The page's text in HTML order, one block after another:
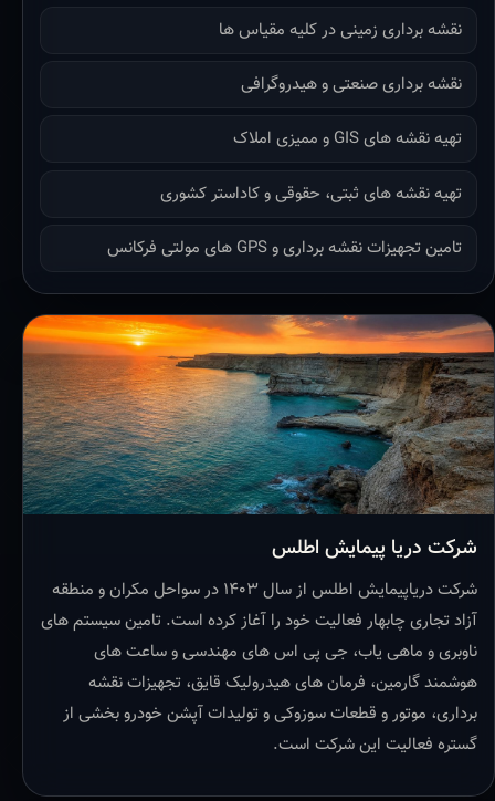
نقشه برداری زمینی در کلیه مقیاس ها
نقشه برداری صنعتی و هیدروگرافی
تهیه نقشه های GIS و ممیزی املاک
تهیه نقشه های ثبتی، حقوقی و کاداستر کشوری
تامین تجهیزات نقشه برداری و GPS های مولتی فرکانس
شرکت دریا پیمایش اطلس
شرکت دریاپیمایش اطلس از سال ۱۴۰۳ در سواحل مکران و منطقه
آزاد تجاری چابهار فعالیت خود را آغاز کرده است. تامین سیستم های
ناوبری و ماهی یاب، جی پی اس های مهندسی و ساعت های
هوشمند گارمین، فرمان های هیدرولیک قایق، تجهیزات نقشه
برداری، موتور و قطعات سوزوکی و تولیدات آپشن خودرو بخشی از
گستره فعالیت این شرکت است.